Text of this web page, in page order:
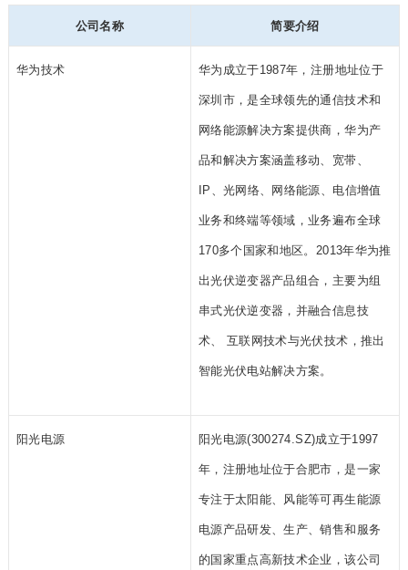
公司名称 简要介绍
华为技术 华为成立于1987年，注册地址位于
深圳市，是全球领先的通信技术和
网络能源解决方案提供商，华为产
品和解决方案涵盖移动、宽带、
IP、光网络、网络能源、电信增值
业务和终端等领域，业务遍布全球
170多个国家和地区。2013年华为推
出光伏逆变器产品组合，主要为组
串式光伏逆变器，并融合信息技
术、 互联网技术与光伏技术，推出
智能光伏电站解决方案。
阳光电源 阳光电源(300274.SZ)成立于1997
年，注册地址位于合肥市，是一家
专注于太阳能、风能等可再生能源
电源产品研发、生产、销售和服务
的国家重点高新技术企业，该公司